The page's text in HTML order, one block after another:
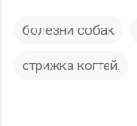
болезни собак
стрижка когтей.